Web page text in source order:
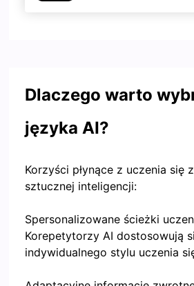
Dlaczego warto
języka AI?
Korzyści płynące z uczenia się
sztucznej inteligencji:
Spersonalizowane ścieżki
Korepetytorzy AI dostosowują
indywidualnego stylu uczenia